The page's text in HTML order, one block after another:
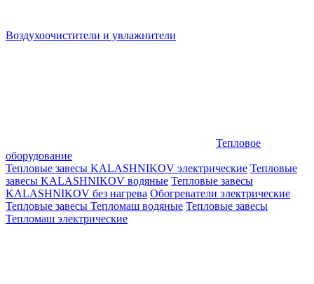
Воздухоочистители и увлажнители
Тепловое
оборудование
Тепловые завесы KALASHNIKOV электрические Тепловые
завесы KALASHNIKOV водяные Тепловые завесы
KALASHNIKOV без нагрева Обогреватели электрические
Тепловые завесы Тепломаш водяные Тепловые завесы
Тепломаш электрические